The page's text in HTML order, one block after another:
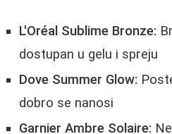
L'Oréal Sublime Bronze:
dostupan u gelu i spreju
Dove Summer Glow:
dobro se nanosi
Garnier Ambre Solaire: